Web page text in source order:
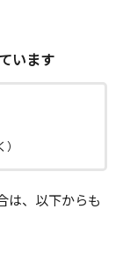
います
は、以下からも